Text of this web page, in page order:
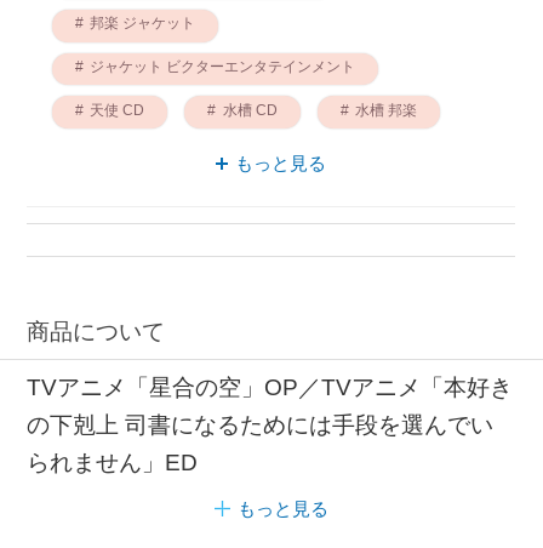
邦楽 ジャケット
ジャケット ビクターエンタテインメント
天使 CD 水槽 CD 水槽 邦楽
もっと見る
商品について
TVアニメ「星合の空」OP／TVアニメ「本好き
の下剋上 司書になるためには手段を選んでい
られません」ED
もっと見る